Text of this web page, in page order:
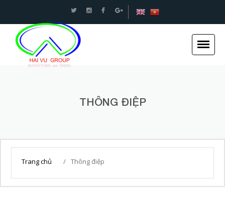
Giới thiệu
Tuyển dụng
An toàn Giao thông - Kết cấu thép Xây dựng -Hải
Vũ Group
THÔNG ĐIỆP
Trang chủ / Thông điệp